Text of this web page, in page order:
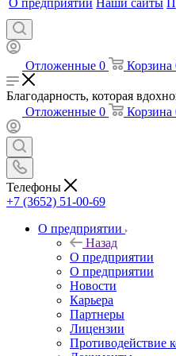
О предприятии Наши сайты
Отложенные 0 Корзина
Благодарность, которая
Отложенные 0 Корзина
Телефоны
+7 (3652) 51-00-69
О предприятии
Назад
О предприятии
О предприятии
Новости
Карьера
Партнеры
Лицензии
Противодействие